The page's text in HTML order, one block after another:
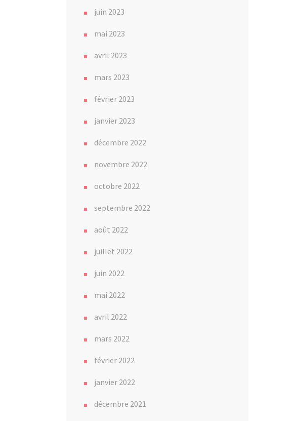
juin 2023
mai 2023
avril 2023
mars 2023
février 2023
janvier 2023
décembre 2022
novembre 2022
octobre 2022
septembre 2022
août 2022
juillet 2022
juin 2022
mai 2022
avril 2022
mars 2022
février 2022
janvier 2022
décembre 2021